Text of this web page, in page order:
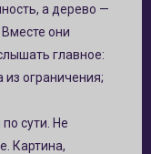
а дерево —
они
главное:
из ограничения;
сути. Не
Картина,